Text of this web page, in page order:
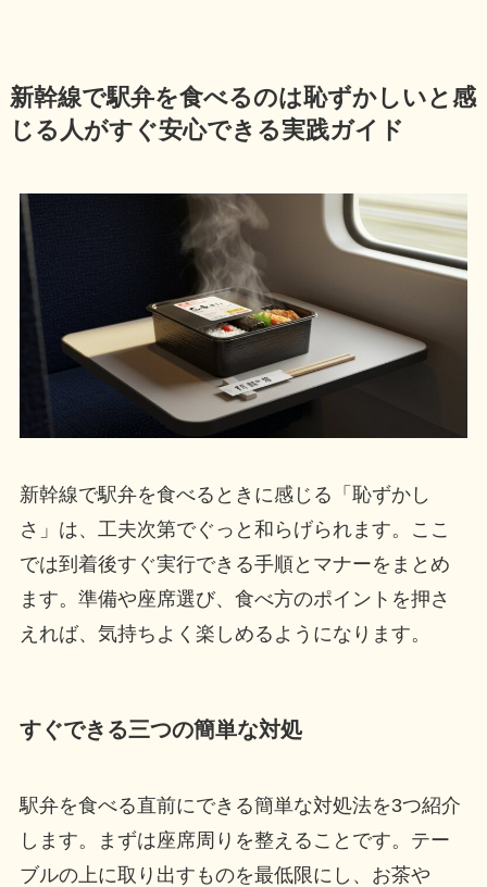
新幹線で駅弁を食べるのは恥ずかしいと感
じる人がすぐ安心できる実践ガイド
新幹線で駅弁を食べるときに感じる「恥ずかし
さ」は、工夫次第でぐっと和らげられます。ここ
では到着後すぐ実行できる手順とマナーをまとめ
ます。準備や座席選び、食べ方のポイントを押さ
えれば、気持ちよく楽しめるようになります。
すぐできる三つの簡単な対処
駅弁を食べる直前にできる簡単な対処法を3つ紹介
します。まずは座席周りを整えることです。テー
ブルの上に取り出すものを最低限にし、お茶や